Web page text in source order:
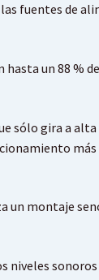
fuentes de
un 88 %
sólo gira a
más
un montaje
niveles